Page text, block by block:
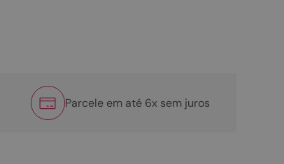
Parcele em até 6x sem juros